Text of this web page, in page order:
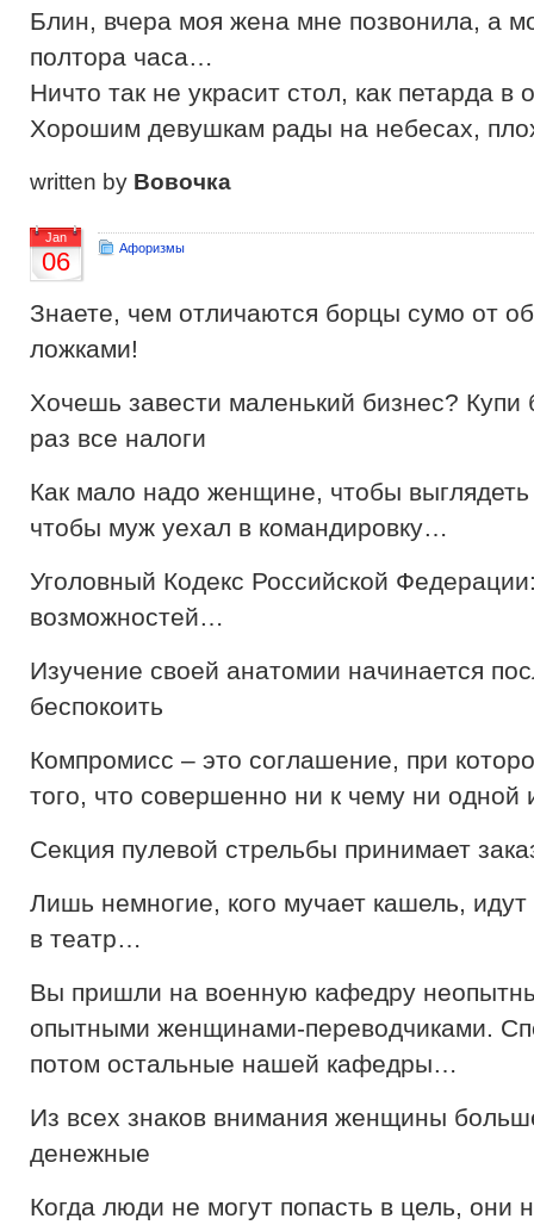
Блин, вчера моя жена мне позвонила, а
полтора часа…
Ничто так не украсит стол, как петарда в
Хорошим девушкам рады на небесах,
written by Вовочка
Jan
06 Афоризмы
Знаете, чем отличаются борцы сумо от
ложками!
Хочешь завести маленький бизнес?
раз все налоги
Как мало надо женщине, чтобы
чтобы муж уехал в командировку…
Уголовный Кодекс Российской
возможностей…
Изучение своей анатомии начинается
беспокоить
Компромисс – это соглашение, при
того, что совершенно ни к чему ни одной
Секция пулевой стрельбы принимает
Лишь немногие, кого мучает кашель,
в театр…
Вы пришли на военную кафедру
опытными женщинами-переводчиками.
потом остальные нашей кафедры…
Из всех знаков внимания женщины
денежные
Когда люди не могут попасть в цель, они